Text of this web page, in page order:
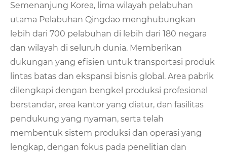
Semenanjung Korea, lima wilayah pelabuhan
utama Pelabuhan Qingdao menghubungkan
lebih dari 700 pelabuhan di lebih dari 180 negara
dan wilayah di seluruh dunia. Memberikan
dukungan yang efisien untuk transportasi produk
lintas batas dan ekspansi bisnis global. Area pabrik
dilengkapi dengan bengkel produksi profesional
berstandar, area kantor yang diatur, dan fasilitas
pendukung yang nyaman, serta telah
membentuk sistem produksi dan operasi yang
lengkap, dengan fokus pada penelitian dan